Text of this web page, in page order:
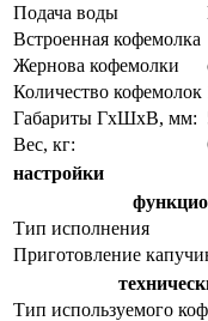
Подача воды
Встроенная кофемолка
Жернова кофемолки
Количество кофемолок
Габариты ГхШхВ, мм:
Вес, кг:
настройки
Тип исполнения
Приготовление
Тип используемого